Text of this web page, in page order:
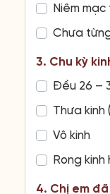
Niêm
Chưa
3. Chu kỳ
Đều 26 –
Thưa kinh
Vô kinh
Rong
4. Chị em